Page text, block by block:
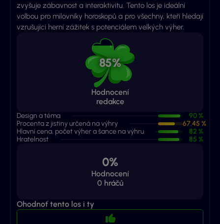
zvyšuje zábavnost a interaktivitu. Tento los je ideální
volbou pro milovníky horoskopů a pro všechny, kteří hledají
vzrušující herní zážitek s potenciálem velkých výher.
85%
Hodnocení
redakce
Design a téma
90 %
Procenta z jistiny určená na výhry
67.45 %
Hlavní cena, počet výher a šance na výhru
82 %
Hratelnost
85 %
0%
Hodnocení
0 hráčů
Ohodnoť tento los i ty